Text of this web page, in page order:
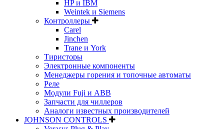
HP и IBM
Weintek и Siemens
Контроллеры
Carel
Jinchen
Trane и York
Тиристоры
Электронные компоненты
Менеджеры горения и топочные автоматы
Реле
Модули Fuji и ABB
Запчасти для чиллеров
Аналоги известных производителей
JOHNSON CONTROLS